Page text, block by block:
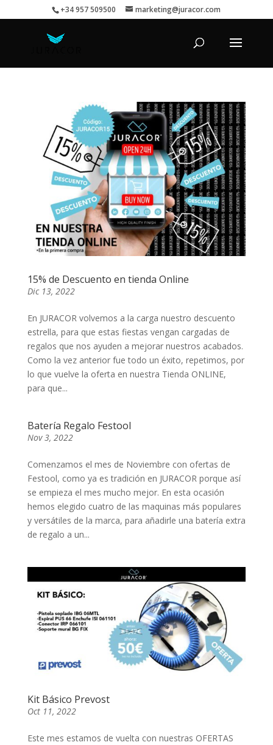
+34 957 509500 marketing@juracor.com
15% de Descuento en tienda Online
Dic 13, 2022
En JURACOR volvemos a la carga nuestro descuento
estrella, para que estas fiestas vengan cargadas de
regalos que nos ayuden a mejorar nuestros acabados.
Como la vez anterior fue todo un éxito, repetimos, por
lo que vuelve la oferta en nuestra Tienda ONLINE,
para que...
Batería Regalo Festool
Nov 3, 2022
Comenzamos el mes de Noviembre con ofertas de
Festool, como ya es tradición en JURACOR porque así
se empieza el mes mucho mejor. En esta ocasión
hemos elegido cuatro de las maquinas más populares
y versátiles de la marca, para añadirle una batería extra
de regalo a un...
Kit Básico Prevost
Oct 11, 2022
Este mes estamos de vuelta con nuestras OFERTAS